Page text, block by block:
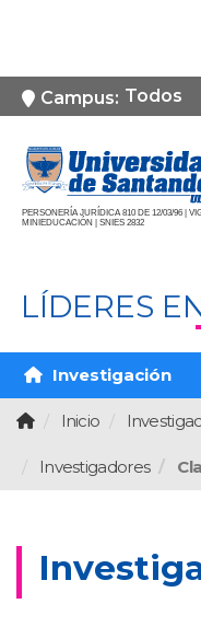
Campus: Todos
PERSONERÍA JURÍDICA 810 DE 12/03/96 |
MINIEDUCACIÓN | SNIES 2832
LÍDERES
Investigación
Inicio
Investigadores